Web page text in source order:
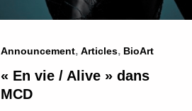
Announcement, Articles, BioArt
« En vie / Alive » dans
MCD